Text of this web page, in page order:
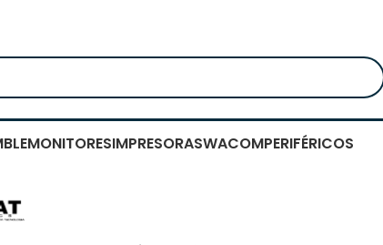
MONITORESIMPRESORASWACOMPERIFÉRICOS